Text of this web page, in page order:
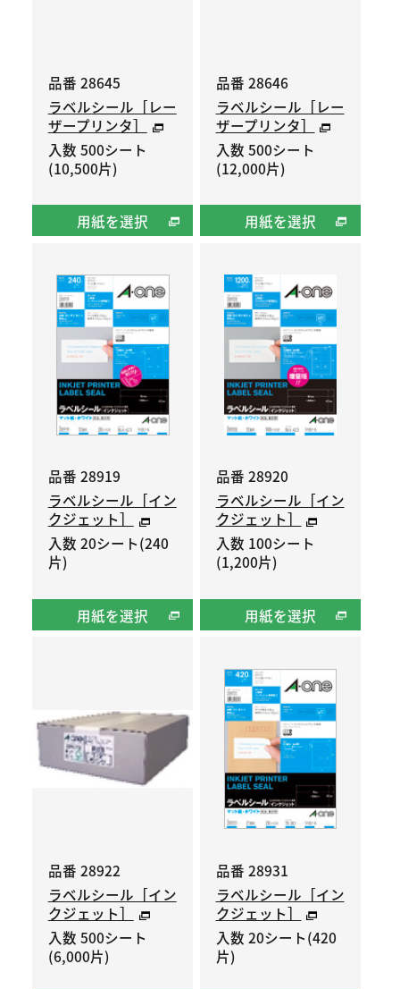
品番 28645
ラベルシール［レー
ザープリンタ］
入数 500シート
(10,500片)
用紙を選択
品番 28646
ラベルシール［レー
ザープリンタ］
入数 500シート
(12,000片)
用紙を選択
品番 28919
ラベルシール［イン
クジェット］
入数 20シート(240
片)
用紙を選択
品番 28920
ラベルシール［イン
クジェット］
入数 100シート
(1,200片)
用紙を選択
品番 28922
ラベルシール［イン
クジェット］
入数 500シート
(6,000片)
品番 28931
ラベルシール［イン
クジェット］
入数 20シート(420
片)